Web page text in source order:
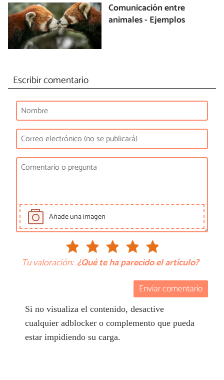
Comunicación entre
animales - Ejemplos
Escribir comentario
Añade una imagen
Tu valoración: ¿Qué te ha parecido el artículo?
Enviar comentario
Si no visualiza el contenido, desactive
cualquier adblocker o complemento que pueda
estar impidiendo su carga.